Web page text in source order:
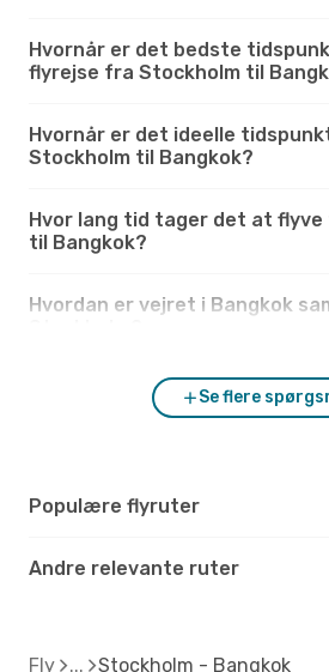
Hvornår er det bedste
flyrejse fra Stockholm til
Hvornår er det ideelle
Stockholm til Bangkok?
Hvor lang tid tager det at
til Bangkok?
Hvordan er vejret i Bangkok
Se flere
Populære flyruter
Andre relevante ruter
Fly Stockholm - Bangkok